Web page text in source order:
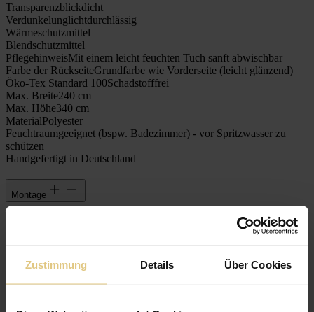
Zustimmung Details Über Cookies
Transparenzblickdicht
Verdunkelunglichtdurchlässig
Wärmeschutzmittel
Blendschutzmittel
PflegehinweisMit einem leicht feuchten Tuch sanft abwischbar
Farbe der RückseiteGrundfarbe wie Vorderseite (leicht glänzend)
Öko-Tex Standard 100Schadstofffrei
Max. Breite240 cm
Max. Höhe340 cm
MaterialPolyester
Feuchtraumgeeignet (bspw. Badezimmer) - vor Spritzwasser zu
schützen
Handgefertigt in Deutschland
Montage
Kostenlose Stoffmuster